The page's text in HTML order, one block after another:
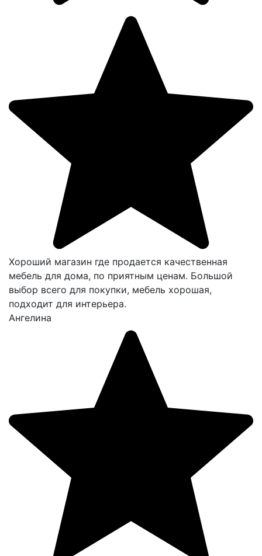
Хороший магазин где продается качественная
мебель для дома, по приятным ценам. Большой
выбор всего для покупки, мебель хорошая,
подходит для интерьера.
Ангелина